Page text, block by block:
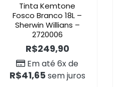
Tinta Kemtone
Fosco Branco 18L –
Sherwin Willians –
2720006
R$249,90
Em até 6x de
R$41,65 sem juros